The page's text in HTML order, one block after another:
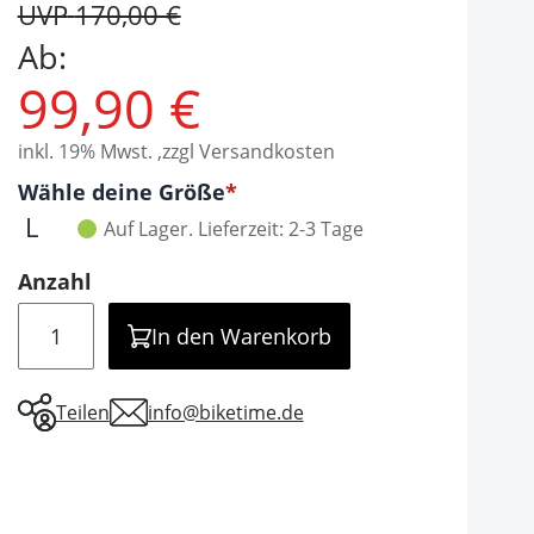
UVP 170,00 €
Ab:
99,90 €
inkl. 19% Mwst. ,zzgl Versandkosten
Optionen
Wähle deine Größe
It is required to select one of the available
L Auf Lager. Lieferzeit: 2-3 Tage
Anzahl
In den Warenkorb
Teilen info@biketime.de